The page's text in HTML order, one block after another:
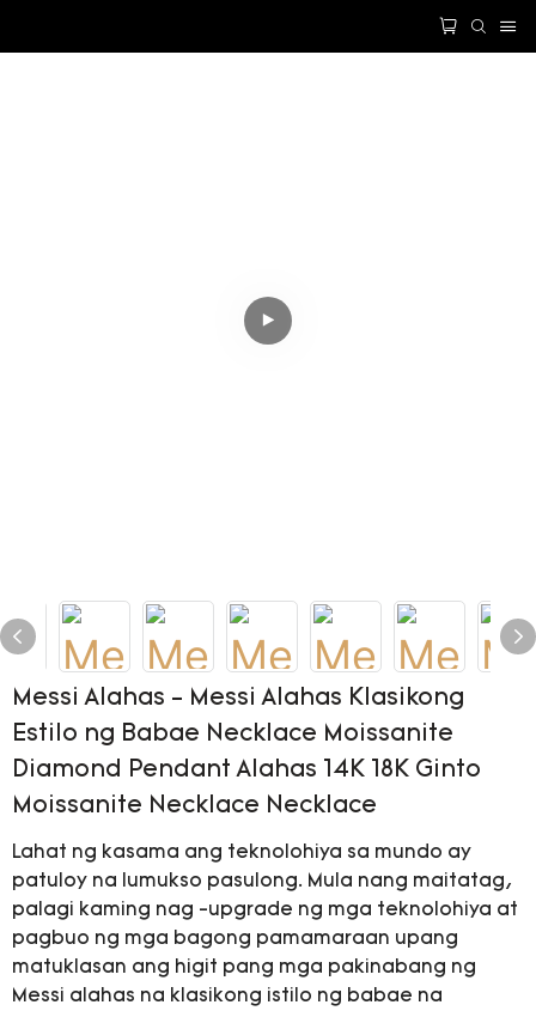
Messi Alahas - Messi Alahas Klasikong
Estilo ng Babae Necklace Moissanite
Diamond Pendant Alahas 14K 18K Ginto
Moissanite Necklace Necklace
Lahat ng kasama ang teknolohiya sa mundo ay
patuloy na lumukso pasulong. Mula nang maitatag,
palagi kaming nag -upgrade ng mga teknolohiya at
pagbuo ng mga bagong pamamaraan upang
matuklasan ang higit pang mga pakinabang ng
Messi alahas na klasikong istilo ng babae na